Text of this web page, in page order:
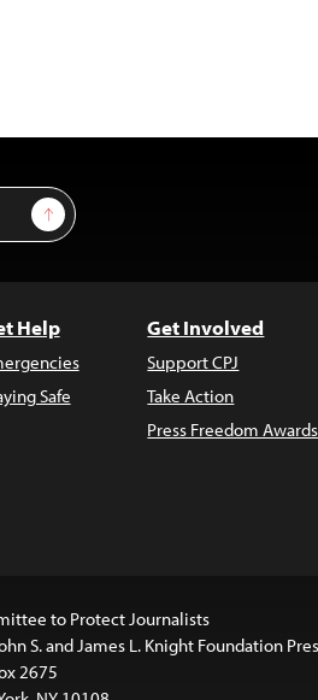
Sign Up
Help
Safe
Get Involved
Support CPJ
Take Action
Press Freedom Awards
to Protect Journalists
S. and James L. Knight Foundation
2675